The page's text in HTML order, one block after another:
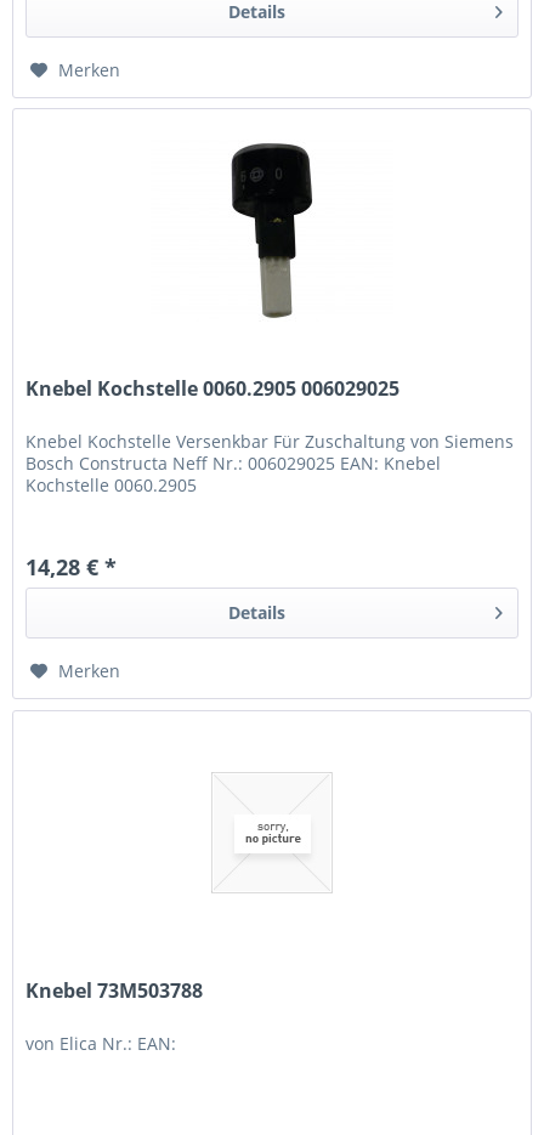
Details
Merken
Knebel Kochstelle 0060.2905 006029025
Knebel Kochstelle Versenkbar Für Zuschaltung von Siemens
Bosch Constructa Neff Nr.: 006029025 EAN: Knebel
Kochstelle 0060.2905
14,28 € *
Details
Merken
Knebel 73M503788
von Elica Nr.: EAN: